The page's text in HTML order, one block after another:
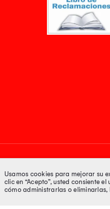
en
Usamos cookies para mejorar su
clic en “Acepto”, usted consiente
cómo administrarlas o